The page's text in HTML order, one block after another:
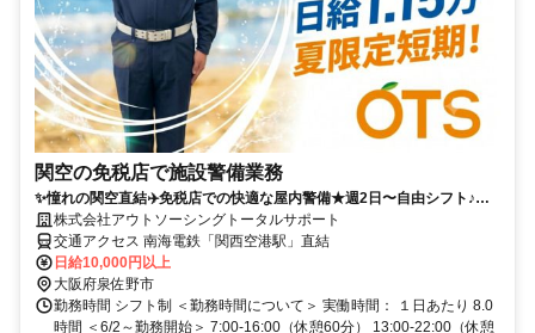
関空の免税店で施設警備業務
✨憧れの関空直結✈️免税店での快適な屋内警備★週2日〜自由シフト♪日
給1万円＆日払いOK！未経験やシニアも活躍中⭐️
株式会社アウトソーシングトータルサポート
交通アクセス 南海電鉄「関西空港駅」直結
日給10,000円以上
大阪府泉佐野市
勤務時間 シフト制 ＜勤務時間について＞ 実働時間： １日あたり 8.0
時間 ＜6/2～勤務開始＞ 7:00-16:00（休憩60分） 13:00-22:00（休憩